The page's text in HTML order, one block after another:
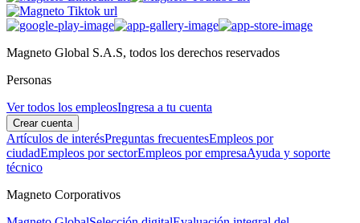
Magneto Global S.A.S, todos los derechos reservados
Personas
Ver todos los empleosIngresa a tu cuenta
Crear cuenta
Artículos de interésPreguntas frecuentesEmpleos por
ciudadEmpleos por sectorEmpleos por empresaAyuda y soporte
técnico
Magneto Corporativos